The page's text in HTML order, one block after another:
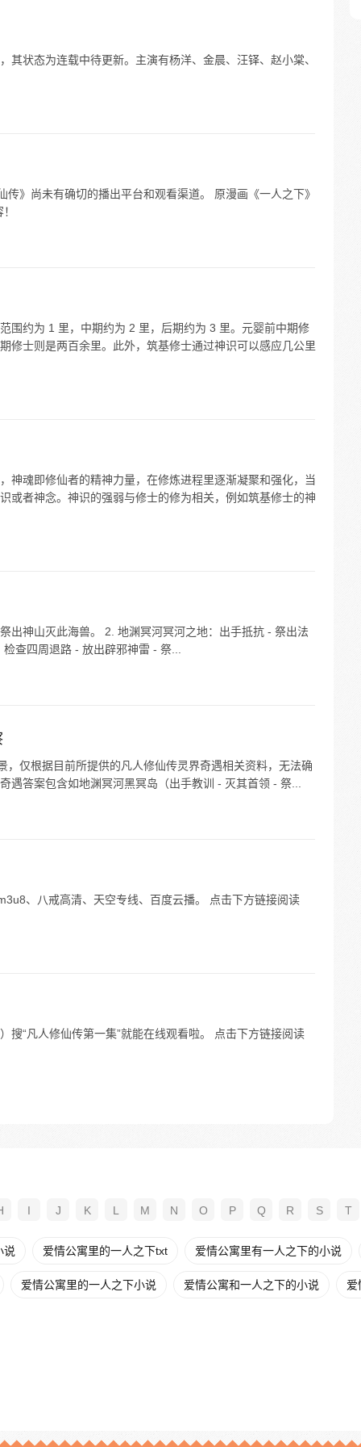
其状态为连载中待更新。主演有杨洋、金晨、汪铎、赵小棠、
》尚未有确切的播出平台和观看渠道。 原漫画《一人之下》
围约为 1 里，中期约为 2 里，后期约为 3 里。元婴前中期修
修士则是两百余里。此外，筑基修士通过神识可以感应几公里
神魂即修仙者的精神力量，在修炼进程里逐渐凝聚和强化，当
或者神念。神识的强弱与修士的修为相关，例如筑基修士的神
出神山灭此海兽。 2. 地渊冥河冥河之地：出手抵抗 - 祭出法
查四周退路 - 放出辟邪神雷 - 祭...
，仅根据目前所提供的凡人修仙传灵界奇遇相关资料，无法确
遇答案包含如地渊冥河黑冥岛（出手教训 - 灭其首领 - 祭...
、八戒高清、天空专线、百度云播。 点击下方链接阅读
搜“凡人修仙传第一集”就能在线观看啦。 点击下方链接阅读
I J K L M N O P Q R S T
说 爱情公寓里的一人之下txt 爱情公寓里有一人之下的小说
爱情公寓里的一人之下小说 爱情公寓和一人之下的小说 爱